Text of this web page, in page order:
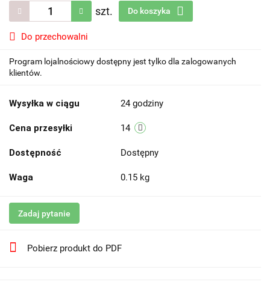
szt. Do koszyka
Do przechowalni
Program lojalnościowy dostępny jest tylko dla zalogowanych
klientów.
Wysyłka w ciągu 24 godziny
Cena przesyłki 14
Dostępność Dostępny
Waga 0.15 kg
Zadaj pytanie
Pobierz produkt do PDF